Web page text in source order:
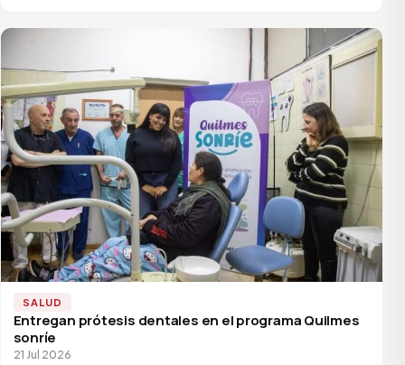
SALUD
Entregan prótesis dentales en el programa Quilmes
sonríe
21 Jul 2026